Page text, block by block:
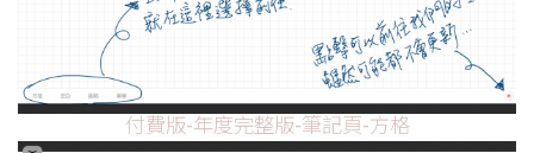
付費版-年度完整版-筆記頁-方格